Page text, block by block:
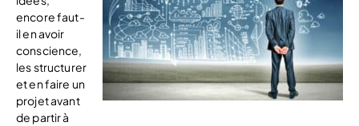
encore faut-
il en avoir
conscience,
les structurer
et en faire un
projet avant
de partir à